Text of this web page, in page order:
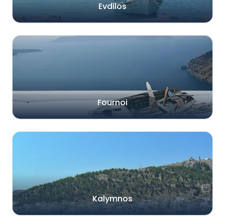
Evdilos
Fournoi
Kalymnos